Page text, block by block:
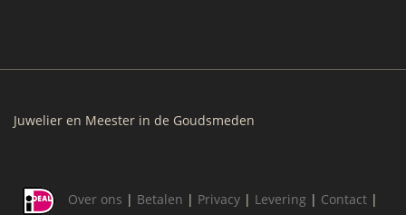
Juwelier en Meester in de Goudsmeden
Over ons | Betalen | Privacy | Levering | Contact |